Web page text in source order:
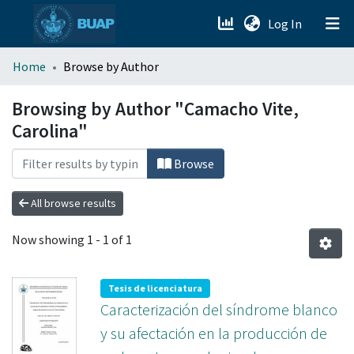
Log In (current)
menu.section.about_menu
All of DSpace
Home Browse by Author
Browsing by Author "Camacho Vite,
Carolina"
Browse
All browse results
Now showing 1 - 1 of 1
Tesis de licenciatura
Caracterización del síndrome blanco
y su afectación en la producción de